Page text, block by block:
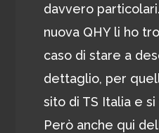
davvero
nuova QHY li ho
caso di stare a
dettaglio, per
sito di TS Italia e
Però anche qui